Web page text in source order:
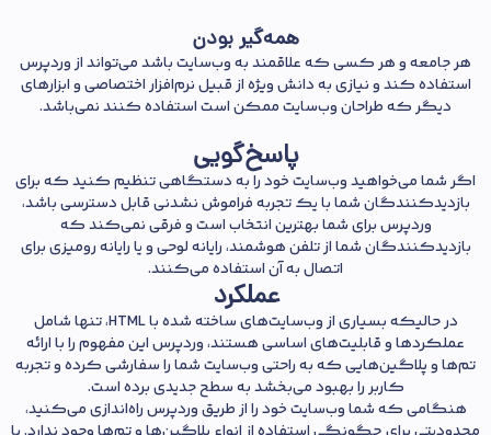
همه‌گیر بودن
هر جامعه و هر کسی که علاقمند به وب‌سایت باشد می‌تواند از وردپرس
استفاده کند و نیازی به دانش ویژه از قبیل نرم‌افزار اختصاصی و ابزارهای
دیگر که طراحان وب‌سایت ممکن است استفاده کنند نمی‌باشد.
پاسخ‌گویی
اگر شما می‌خواهید وب‌سایت خود را به دستگاهی تنظیم کنید که برای
بازدید‌کنندگان شما با یک تجربه فراموش نشدنی قابل دسترسی باشد،
وردپرس برای شما بهترین انتخاب است و فرقی نمی‌کند که
بازدیدکنندگان شما از تلفن هوشمند، رایانه لوحی و یا رایانه رومیزی برای
اتصال به آن استفاده می‌کنند.
عملکرد
در حالیکه بسیاری از وب‌سایت‌های ساخته شده با HTML، تنها شامل
عملکردها و قابلیت‌های اساسی هستند، وردپرس این مفهوم را با ارائه
تم‌ها و پلاگین‌هایی که به راحتی وب‌سایت شما را سفارشی کرده و تجربه
کاربر را بهبود می‌بخشد به سطح جدیدی برده است.
هنگامی که شما وب‌سایت خود را از طریق وردپرس راه‌اندازی می‌کنید،